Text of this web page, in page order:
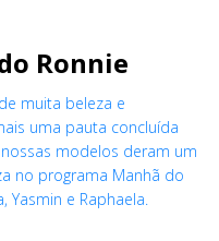
Ronnie
muita beleza e
uma pauta concluída
modelos deram um
no programa Manhã do
Yasmin e Raphaela.